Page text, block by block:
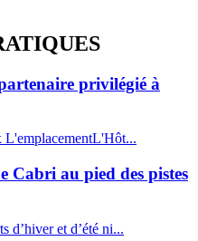
privilégié à
L'emplacementL'Hôt...
Cabri au pied des pistes
d’hiver et d’été ni...